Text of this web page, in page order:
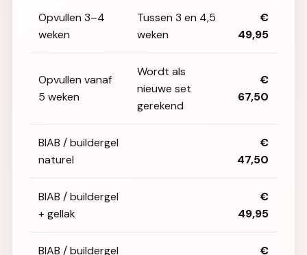
Opvullen 3–4
weken
Tussen 3 en 4,5
weken
€
49,95
Opvullen vanaf
5 weken
Wordt als
nieuwe set
gerekend
€
67,50
BIAB / buildergel
naturel
€
47,50
BIAB / buildergel
+ gellak
€
49,95
BIAB / buildergel
€